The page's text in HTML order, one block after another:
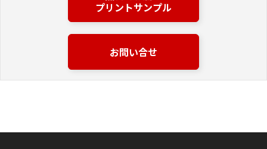
プリントサンプル
お問い合せ